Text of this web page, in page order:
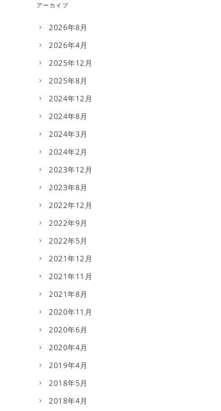
アーカイブ
2026年8月
2026年4月
2025年12月
2025年8月
2024年12月
2024年8月
2024年3月
2024年2月
2023年12月
2023年8月
2022年12月
2022年9月
2022年5月
2021年12月
2021年11月
2021年8月
2020年11月
2020年6月
2020年4月
2019年4月
2018年5月
2018年4月